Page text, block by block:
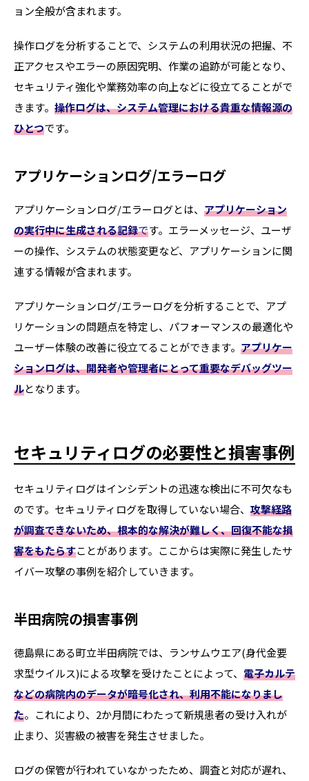
ョン全般が含まれます。
操作ログを分析することで、システムの利用状況の把握、不
正アクセスやエラーの原因究明、作業の追跡が可能となり、
セキュリティ強化や業務効率の向上などに役立てることがで
きます。 操作ログは、システム管理における貴重な情報源の
ひとつです。
アプリケーションログ/エラーログ
アプリケーションログ/エラーログとは、 アプリケーション
の実行中に生成される記録です。エラーメッセージ、ユーザ
ーの操作、システムの状態変更など、アプリケーションに関
連する情報が含まれます。
アプリケーションログ/エラーログを分析することで、アプ
リケーションの問題点を特定し、パフォーマンスの最適化や
ユーザー体験の改善に役立てることができます。 アプリケー
ションログは、開発者や管理者にとって重要なデバッグツー
ルとなります。
セキュリティログの必要性と損害事例
セキュリティログはインシデントの迅速な検出に不可欠なも
のです。セキュリティログを取得していない場合、 攻撃経路
が調査できないため、根本的な解決が難しく、回復不能な損
害をもたらすことがあります。ここからは実際に発生したサ
イバー攻撃の事例を紹介していきます。
半田病院の損害事例
徳島県にある町立半田病院では、ランサムウエア(身代金要
求型ウイルス)による攻撃を受けたことによって、 電子カルテ
などの病院内のデータが暗号化され、利用不能になりまし
た。これにより、2か月間にわたって新規患者の受け入れが
止まり、災害級の被害を発生させました。
ログの保管が行われていなかったため、調査と対応が遅れ、